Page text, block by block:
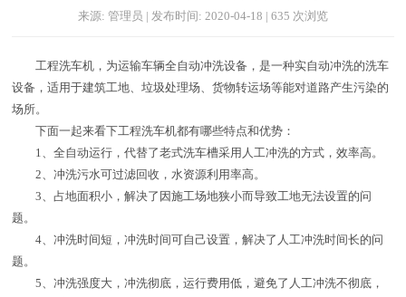
来源: 管理员 | 发布时间: 2020-04-18 | 635 次浏览
工程洗车机，为运输车辆全自动冲洗设备，是一种实自动冲洗的洗车
设备，适用于建筑工地、垃圾处理场、货物转运场等能对道路产生污染的
场所。
下面一起来看下工程洗车机都有哪些特点和优势：
1、全自动运行，代替了老式洗车槽采用人工冲洗的方式，效率高。
2、冲洗污水可过滤回收，水资源利用率高。
3、占地面积小，解决了因施工场地狭小而导致工地无法设置的问
题。
4、冲洗时间短，冲洗时间可自己设置，解决了人工冲洗时间长的问
题。
5、冲洗强度大，冲洗彻底，运行费用低，避免了人工冲洗不彻底，